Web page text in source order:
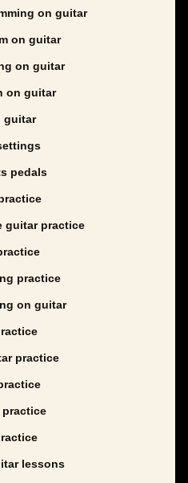
on guitar
on guitar
on guitar
on guitar
guitar
pedals
guitar practice
practice
on guitar
practice
practice
lessons